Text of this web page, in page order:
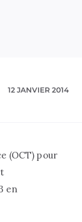
12 JANVIER 2014
(OCT) pour
en